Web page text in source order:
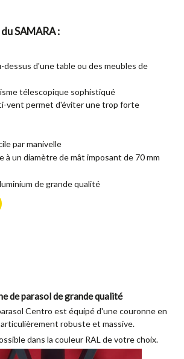
SAMARA :
dessus d'une table ou des meubles de
télescopique sophistiqué
vent permet d'éviter une trop forte
par manivelle
à un diamètre de mât imposant de 70 mm
de grande qualité
de parasol de grande qualité
Centro est équipé d'une couronne en
robuste et massive.
dans la couleur RAL de votre choix.